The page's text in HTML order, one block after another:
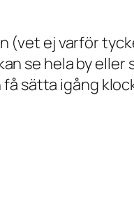
(vet ej varför
se hela by eller
sätta igång